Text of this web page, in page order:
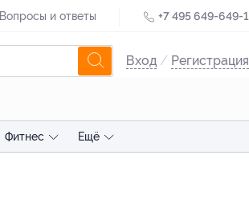
Вопросы и ответы +7 495 649-649-1
Вход / Регистрация
Фитнес Ещё